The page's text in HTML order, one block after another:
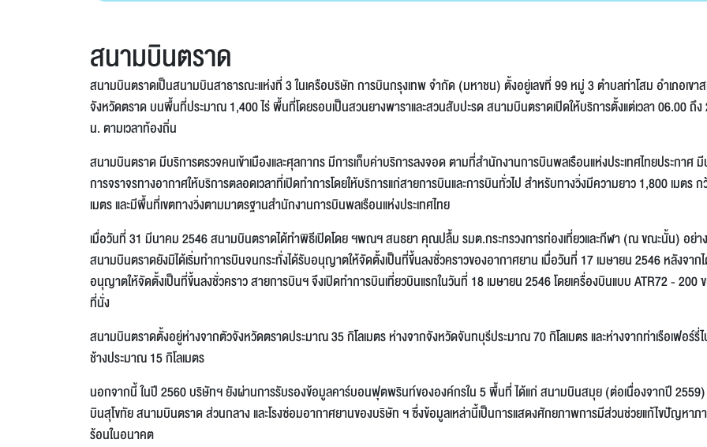
สนามบินตราด
สนามบินตราดเป็นสนามบินสาธารณะแห่งที่ 3 ในเครือบริษัท การบินกรุงเทพ จำกัด (มหาชน) ตั้งอยู่เลขที่ 99 หมู่ 3 ตำบลท่าโสม อำเภอเขา
จังหวัดตราด บนพื้นที่ประมาณ 1,400 ไร่ พื้นที่โดยรอบเป็นสวนยางพาราและสวนสับปะรด สนามบินตราดเปิดให้บริการตั้งแต่เวลา 06.00 ถึ
น. ตามเวลาท้องถิ่น
สนามบินตราด มีบริการตรวจคนเข้าเมืองและศุลกากร มีการเก็บค่าบริการลงจอด ตามที่สำนักงานการบินพลเรือนแห่งประเทศไทยประกาศ
การจราจรทางอากาศให้บริการตลอดเวลาที่เปิดทำการโดยให้บริการแก่สายการบินและการบินทั่วไป สำหรับทางวิ่งมีความยาว 1,800 เมตร ก
เมตร และมีพื้นที่เขตทางวิ่งตามมาตรฐานสำนักงานการบินพลเรือนแห่งประเทศไทย
เมื่อวันที่ 31 มีนาคม 2546 สนามบินตราดได้ทำพิธีเปิดโดย ฯพณฯ สนธยา คุณปลื้ม รมต.กระทรวงการท่องเที่ยวและกีฬา (ณ ขณะนั้น) อย่า
สนามบินตราดยังมิได้เริ่มทำการบินจนกระทั่งได้รับอนุญาตให้จัดตั้งเป็นที่ขึ้นลงชั่วคราวของอากาศยาน เมื่อวันที่ 17 เมษายน 2546 หลังจาก
อนุญาตให้จัดตั้งเป็นที่ขึ้นลงชั่วคราว สายการบินฯ จึงเปิดทำการบินเที่ยวบินแรกในวันที่ 18 เมษายน 2546 โดยเครื่องบินแบบ ATR72 - 200
ที่นั่ง
สนามบินตราดตั้งอยู่ห่างจากตัวจังหวัดตราดประมาณ 35 กิโลเมตร ห่างจากจังหวัดจันทบุรีประมาณ 70 กิโลเมตร และห่างจากท่าเรือเฟอร์รี่ไ
ช้างประมาณ 15 กิโลเมตร
นอกจากนี้ ในปี 2560 บริษัทฯ ยังผ่านการรับรองข้อมูลคาร์บอนฟุตพรินท์ขององค์กรใน 5 พื้นที่ ได้แก่ สนามบินสมุย (ต่อเนื่องจากปี
บินสุโขทัย สนามบินตราด ส่วนกลาง และโรงซ่อมอากาศยานของบริษัท ฯ ซึ่งข้อมูลเหล่านี้เป็นการแสดงศักยภาพการมีส่วนช่วยแก้ไขปัญหาภา
ร้อนในอนาคต